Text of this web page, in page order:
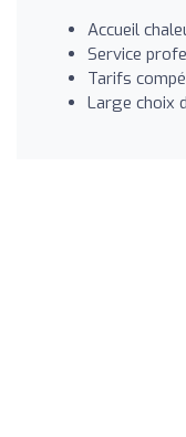
Accueil
Service
Tarifs
Large choix